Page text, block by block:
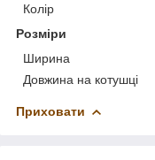
Колір
Розміри
Ширина
Довжина на котушці
Приховати